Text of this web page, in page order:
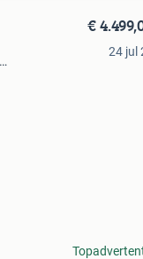
€
24 jul